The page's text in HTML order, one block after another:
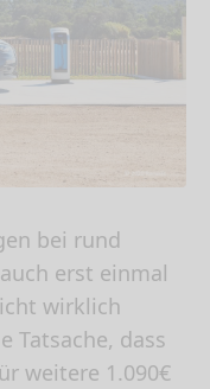
bei rund
erst einmal
wirklich
Tatsache, dass
weitere 1.090€